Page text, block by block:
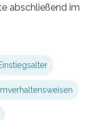
abschließend im